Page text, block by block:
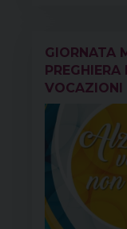
GIORNATA
PREGHIERA
VOCAZIONI